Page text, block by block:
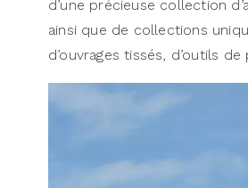
d’une précieuse collection
ainsi que de collections
d’ouvrages tissés, d’outils